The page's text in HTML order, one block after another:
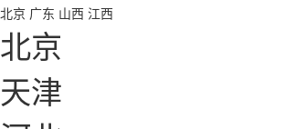
北京 广东 山西 江西
北京
天津